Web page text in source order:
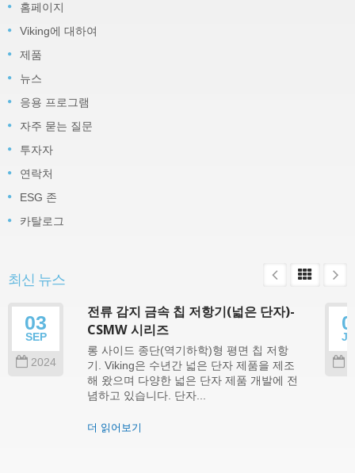
홈페이지
Viking에 대하여
제품
뉴스
응용 프로그램
자주 묻는 질문
투자자
연락처
ESG 존
카탈로그
최신 뉴스
03
SEP
2024
전류 감지 금속 칩 저항기(넓은 단자)-
CSMW 시리즈
롱 사이드 종단(역기하학)형 평면 칩 저항
기. Viking은 수년간 넓은 단자 제품을 제조
해 왔으며 다양한 넓은 단자 제품 개발에 전
념하고 있습니다. 단자...
더 읽어보기